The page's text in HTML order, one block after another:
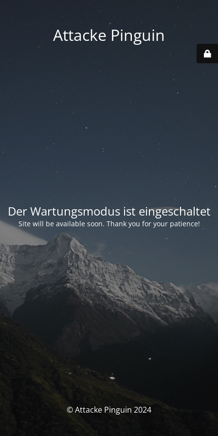
Attacke Pinguin
Der Wartungsmodus ist eingeschaltet
Site will be available soon. Thank you for your patience!
© Attacke Pinguin 2024